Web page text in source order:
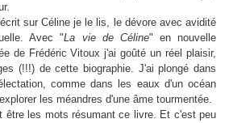
sur Céline je le lis, le dévore avec avidité
Avec "La vie de Céline" en nouvelle
de Frédéric Vitoux j'ai goûté un réel plaisir,
(!!!) de cette biographie. J'ai plongé dans
comme dans les eaux d'un océan
les méandres d'une âme tourmentée.
être les mots résumant ce livre. Et c'est peu